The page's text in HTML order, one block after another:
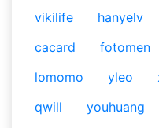
vikilife
hanyelv
cacard
fotomen
lomomo
yleo
qwill
youhuang